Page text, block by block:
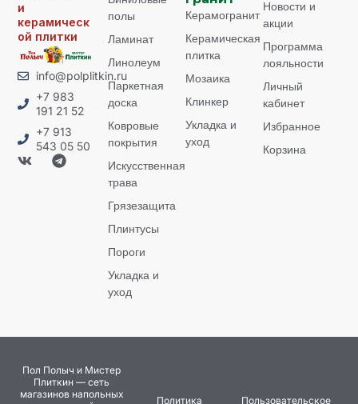
и
керамическ
ой плитки
info@polplitkin.ru
+7 983
191 21 52
+7 913
543 05 50
полы
Ламинат
Линолеум
Паркетная
доска
Ковровые
покрытия
Искусственная
трава
Грязезащита
Плинтусы
Пороги
Укладка и
уход
Керамогранит
Керамическая
плитка
Мозаика
Клинкер
Укладка и
уход
Новости и
акции
Программа
лояльности
Личный
кабинет
Избранное
Корзина
Пол Полыч и Мистер
Плиткин — сеть
магазинов напольных
Политика Пользовательское